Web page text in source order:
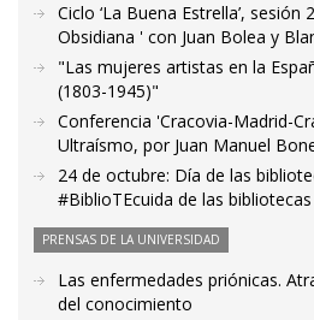
Ciclo ‘La Buena Estrella’,
Obsidiana ' con Juan Bolea y
"Las mujeres artistas en la
(1803-1945)"
Conferencia 'Cracovia-Madrid-
Ultraísmo, por Juan Manuel
24 de octubre: Día de las
#BiblioTEcuida de las
PRENSAS DE LA UNIVERSIDAD
Las enfermedades priónicas.
del conocimiento